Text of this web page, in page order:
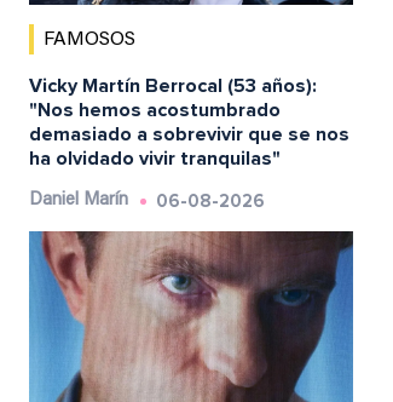
FAMOSOS
Vicky Martín Berrocal (53 años):
"Nos hemos acostumbrado
demasiado a sobrevivir que se nos
ha olvidado vivir tranquilas"
Daniel Marín 06-08-2026